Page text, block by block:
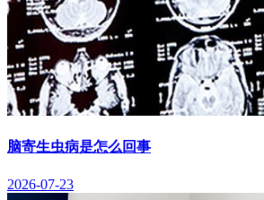
脑寄生虫病是怎么回事
2026-07-23